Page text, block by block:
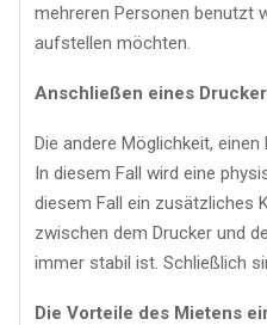
mehreren Personen benutzt
aufstellen möchten.
Anschließen eines
Die andere Möglichkeit,
In diesem Fall wird eine
diesem Fall ein zusätzliches
zwischen dem Drucker und
immer stabil ist. Schließlich
Die Vorteile des Mietens